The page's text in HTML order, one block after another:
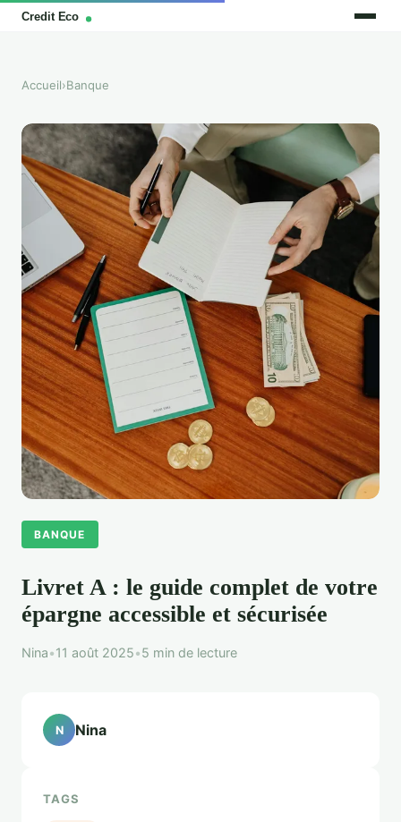
Accueil›Banque
BANQUE
Livret A : le guide complet de votre
épargne accessible et sécurisée
Nina•11 août 2025•5 min de lecture
N Nina
TAGS